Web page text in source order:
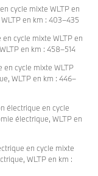
cycle mixte WLTP en
en km : 403–435
cycle mixte WLTP en
en km : 458–514
en cycle mixte WLTP
WLTP en km : 446–
électrique en cycle
électrique, WLTP en
en cycle mixte
WLTP en km :